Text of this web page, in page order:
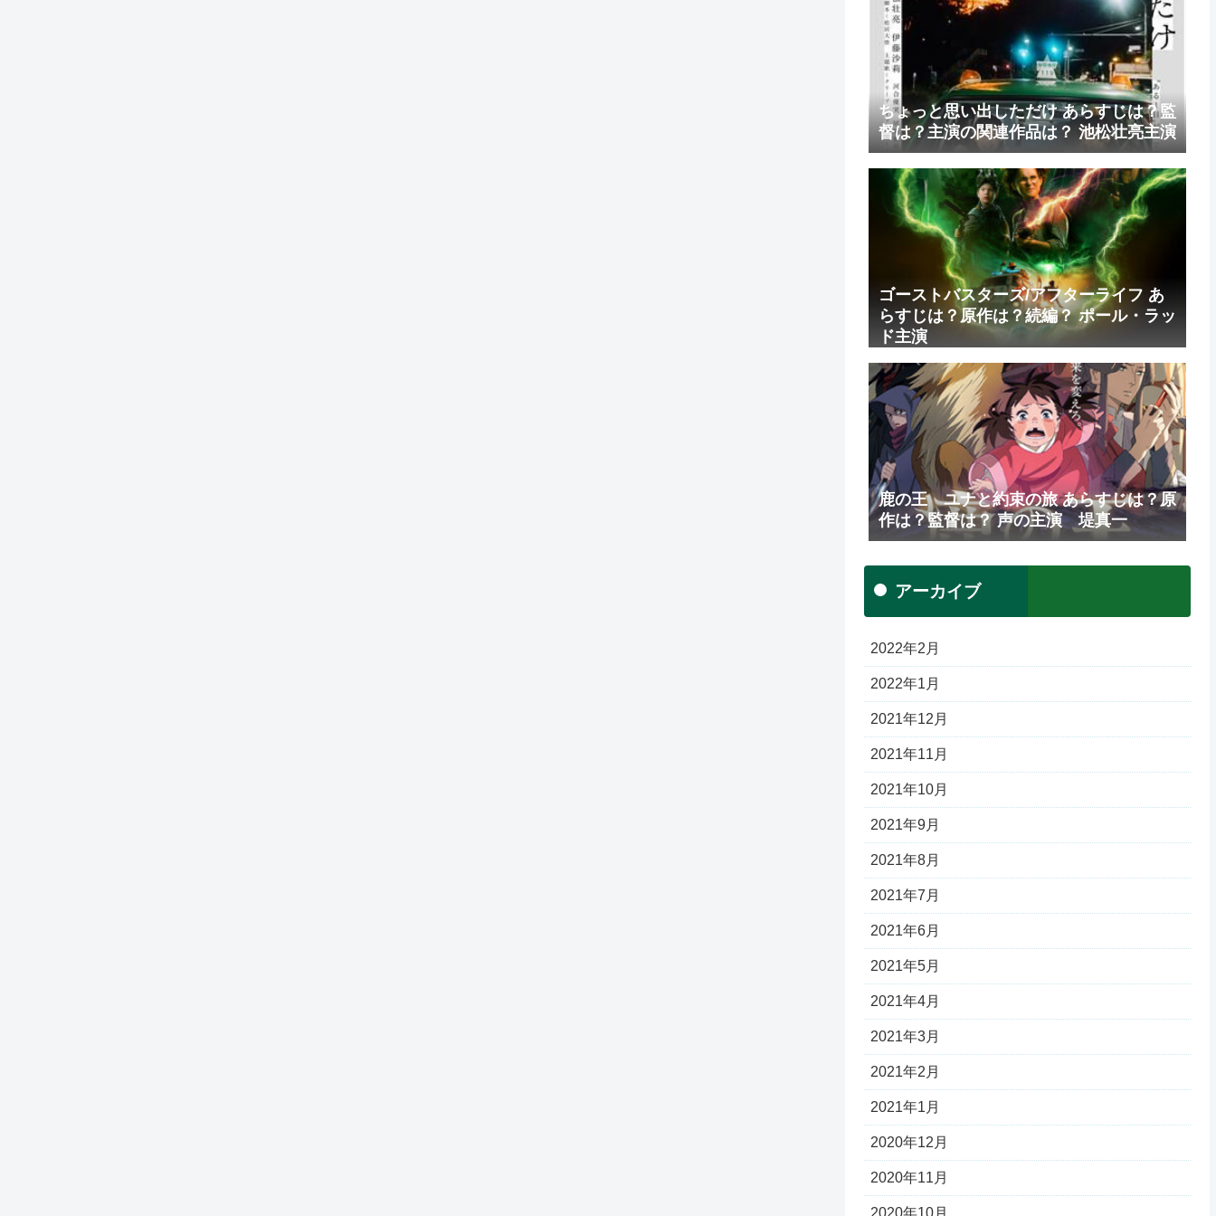
ちょっと思い出しただけ あらすじは？監
督は？主演の関連作品は？ 池松壮亮主演
ゴーストバスターズ/アフターライフ あ
らすじは？原作は？続編？ ポール・ラッ
ド主演
鹿の王 ユナと約束の旅 あらすじは？原
作は？監督は？ 声の主演 堤真一
アーカイブ
2022年2月
2022年1月
2021年12月
2021年11月
2021年10月
2021年9月
2021年8月
2021年7月
2021年6月
2021年5月
2021年4月
2021年3月
2021年2月
2021年1月
2020年12月
2020年11月